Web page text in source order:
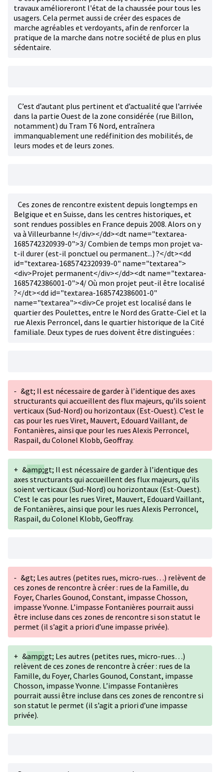
travaux amélioreront l'état de la chaussée pour tous les
usagers. Cela permet aussi de créer des espaces de
marche agréables et verdoyants, afin de renforcer la
pratique de la marche dans notre société de plus en plus
sédentaire.
C’est d’autant plus pertinent et d’actualité que l’arrivée
dans la partie Ouest de la zone considérée (rue Billon,
notamment) du Tram T6 Nord, entraînera
immanquablement une redéfinition des mobilités, de
leurs modes et de leurs zones.
Ces zones de rencontre existent depuis longtemps en
Belgique et en Suisse, dans les centres historiques, et
sont rendues possibles en France depuis 2008. Alors on y
va à Villeurbanne !</div></dd><dt name="textarea-
1685742320939-0">3/ Combien de temps mon projet va-
t-il durer (est-il ponctuel ou permanent...) ?</dt><dd
id="textarea-1685742320939-0" name="textarea">
<div>Projet permanent</div></dd><dt name="textarea-
1685742386001-0">4/ Où mon projet peut-il être localisé
?</dt><dd id="textarea-1685742386001-0"
name="textarea"><div>Ce projet est localisé dans le
quartier des Poulettes, entre le Nord des Gratte-Ciel et la
rue Alexis Perroncel, dans le quartier historique de la Cité
familiale. Deux types de rues doivent être distinguées :
- &gt; Il est nécessaire de garder à l’identique des axes
structurants qui accueillent des flux majeurs, qu’ils soient
verticaux (Sud-Nord) ou horizontaux (Est-Ouest). C’est le
cas pour les rues Viret, Mauvert, Edouard Vaillant, de
Fontanières, ainsi que pour les rues Alexis Perroncel,
Raspail, du Colonel Klobb, Geoffray.
+ &amp;gt; Il est nécessaire de garder à l’identique des
axes structurants qui accueillent des flux majeurs, qu’ils
soient verticaux (Sud-Nord) ou horizontaux (Est-Ouest).
C’est le cas pour les rues Viret, Mauvert, Edouard Vaillant,
de Fontanières, ainsi que pour les rues Alexis Perroncel,
Raspail, du Colonel Klobb, Geoffray.
- &gt; Les autres (petites rues, micro-rues…) relèvent de
ces zones de rencontre à créer : rues de la Famille, du
Foyer, Charles Gounod, Constant, impasse Chosson,
impasse Yvonne. L’impasse Fontanières pourrait aussi
être incluse dans ces zones de rencontre si son statut le
permet (il s’agit a priori d’une impasse privée).
+ &amp;gt; Les autres (petites rues, micro-rues…)
relèvent de ces zones de rencontre à créer : rues de la
Famille, du Foyer, Charles Gounod, Constant, impasse
Chosson, impasse Yvonne. L’impasse Fontanières
pourrait aussi être incluse dans ces zones de rencontre si
son statut le permet (il s’agit a priori d’une impasse
privée).